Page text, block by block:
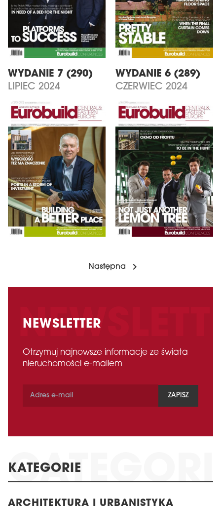
WYDANIE 7 (290)
LIPIEC 2024
WYDANIE 6 (289)
CZERWIEC 2024
Następna
NEWSLETTER
Otrzymuj najnowsze informacje ze świata
nieruchomości e-mailem
ZAPISZ
KATEGORIE
ARCHITEKTURA I URBANISTYKA